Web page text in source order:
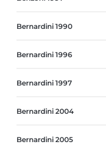
Bernardini 1990
Bernardini 1996
Bernardini 1997
Bernardini 2004
Bernardini 2005